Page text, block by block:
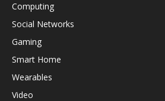
Computing
Social Networks
Gaming
Smart Home
Wearables
Video